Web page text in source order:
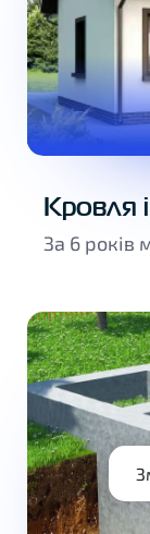
Кровля
За 6 років